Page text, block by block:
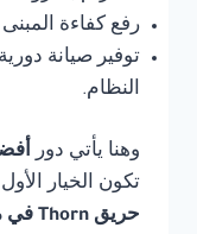
رفع كفاءة
توفير صيانة
النظام.
وهنا يأتي دور
تكون الخيار
حريق Thorn في مصر